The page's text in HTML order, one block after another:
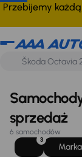
Przebijemy
MG HS
sprzedaż
6 samochodów
3